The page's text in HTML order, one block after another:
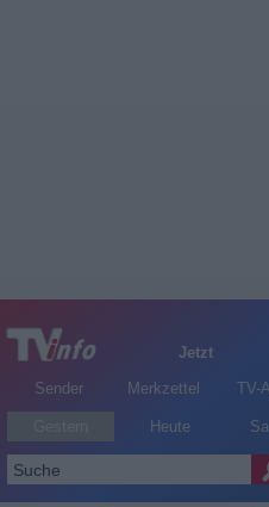
Jetzt
Sender
Merkzettel TV-
Heute Sa